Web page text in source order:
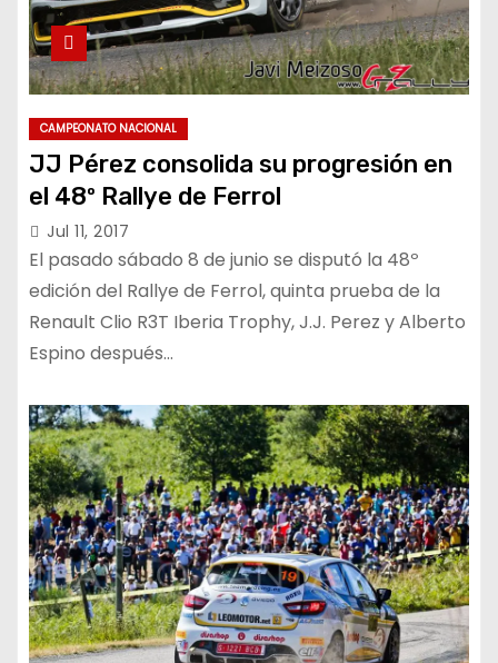
CAMPEONATO NACIONAL
JJ Pérez consolida su progresión en
el 48º Rallye de Ferrol
Jul 11, 2017
El pasado sábado 8 de junio se disputó la 48º
edición del Rallye de Ferrol, quinta prueba de la
Renault Clio R3T Iberia Trophy, J.J. Perez y Alberto
Espino después…